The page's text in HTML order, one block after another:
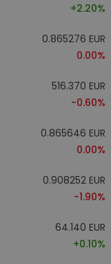
+2.20%
0.865276 EUR
0.00%
516.370 EUR
-0.60%
0.865646 EUR
0.00%
0.908252 EUR
-1.90%
64.140 EUR
+0.10%